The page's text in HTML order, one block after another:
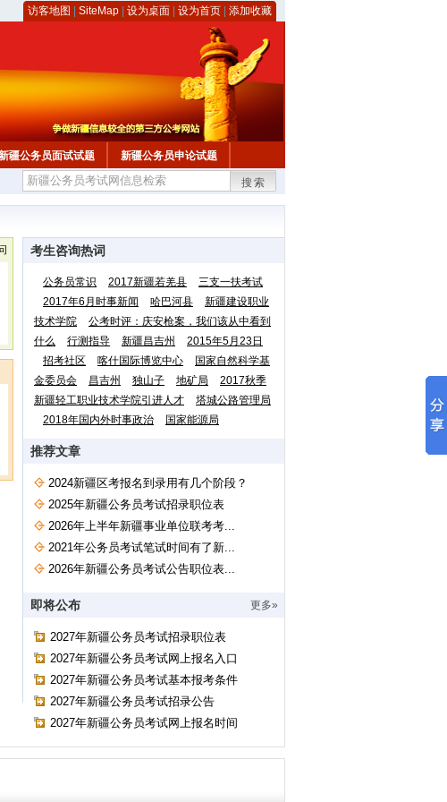
访客地图 SiteMap 设为桌面 设为首页 添加收藏
疆公务员面试试题 新疆公务员申论试题
搜索
考生咨询热词
公务员常识 2017新疆若羌县
三支一扶考试
2017年6月时事新闻
哈巴河县
新疆建设职业
技术学院
公考时评：庆安枪案，我们该从中看到
什么
行测指导 新疆昌吉州
2015年5月23日
招考社区
喀什国际博览中心
国家自然科学基
金委员会
昌吉州 独山子 地矿局
2017秋季
新疆轻工职业技术学院引进人才
塔城公路管理局
2018年国内外时事政治
国家能源局
推荐文章
2024新疆区考报名到录用有几个阶段？
2025年新疆公务员考试招录职位表
2026年上半年新疆事业单位联考考...
2021年公务员考试笔试时间有了新...
2026年新疆公务员考试公告职位表...
即将公布 更多»
2027年新疆公务员考试招录职位表
2027年新疆公务员考试网上报名入口
2027年新疆公务员考试基本报考条件
2027年新疆公务员考试招录公告
2027年新疆公务员考试网上报名时间